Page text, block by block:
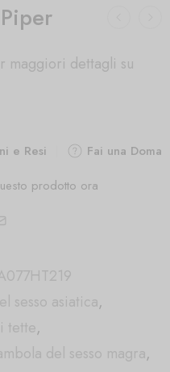
maggiori dettagli su
e Resi
Fai una
prodotto ora
sesso asiatica,
tette,
del sesso magra,